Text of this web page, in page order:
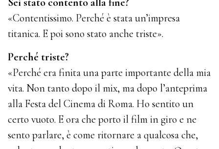
«Contentissimo. Perché è stata un’impresa
titanica. E poi sono stato anche triste».
Perché triste?
«Perché era finita una parte importante della mia
vita. Non tanto dopo il mix, ma dopo l’anteprima
alla Festa del Cinema di Roma. Ho sentito un
certo vuoto. E ora che porto il film in giro e ne
sento parlare, è come ritornare a qualcosa che,